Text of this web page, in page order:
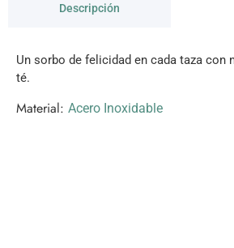
Descripción
Un sorbo de felicidad en cada taza con
té.
Material: Acero Inoxidable